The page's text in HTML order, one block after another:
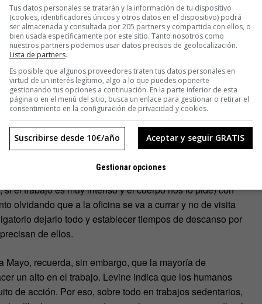
York Times, son varias: ir a leer un ratito a otra
ni compañeros pidiendo ayuda; zamparse con deleite
o incluso salir a estirar las piernas dando una vuelta a la
carga como si no llevara horas currando.
esa pausa. Suele ocurrir si nos mostramos
nuestros ojos dejan de ver lo obvio escrito en el papel o
tomar esos descansos antes de llegar a esa
el trabajo es muy intenso y el cuerpo nos lo pide) con
olvidando que a la oficina se va a currar y no de visita
dejarlo todo y establecer tiempos de descanso por
de ellos.
recuerda, sin embargo, que la mayoría de
un alto en el trabajo. Levine indica que los humanos
de acción. Por eso, sobre todo en trabajos sedentarios,
Tus datos personales se tratarán y la información de tu dispositivo
(cookies, identificadores únicos y otros datos en el dispositivo) podrá
ser almacenada y consultada por 205 partners y compartida con ellos, o
bien usada específicamente por este sitio. Tanto nosotros como
nuestros partners podemos usar datos precisos de geolocalización.
Lista de partners.
Es posible que algunos proveedores traten tus datos personales en
virtud de un interés legítimo, algo a lo que puedes oponerte
gestionando tus opciones a continuación. En la parte inferior de esta
página o en el menú del sitio, busca un enlace para gestionar o retirar el
consentimiento en la configuración de privacidad y cookies.
Aceptar y seguir GRATIS
Suscribirse desde 10€/año
Gestionar opciones